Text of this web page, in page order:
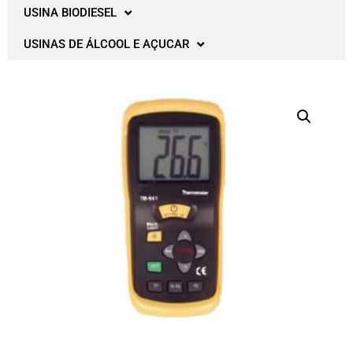
USINA BIODIESEL
USINAS DE ÁLCOOL E AÇUCAR